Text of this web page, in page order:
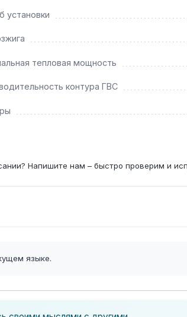
установки
тепловая мощность
контура ГВС
Напишите нам – быстро проверим и
языке.